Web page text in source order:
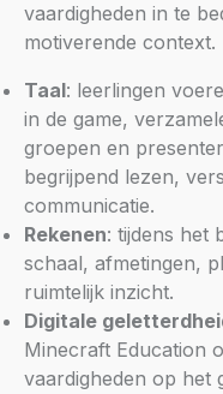
vaardigheden in te
motiverende context.
Taal: leerlingen
in de game,
groepen en
begrijpend lezen,
communicatie.
Rekenen: tijdens het
schaal, afmetingen,
ruimtelijk inzicht.
Digitale
Minecraft Education
vaardigheden op het